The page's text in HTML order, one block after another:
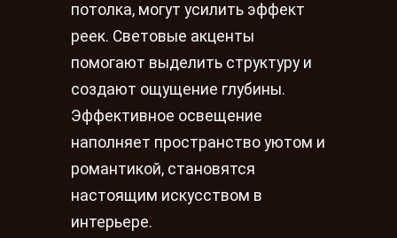
потолка, могут усилить эффект
реек. Световые акценты
помогают выделить структуру и
создают ощущение глубины.
Эффективное освещение
наполняет пространство уютом и
романтикой, становятся
настоящим искусством в
интерьере.